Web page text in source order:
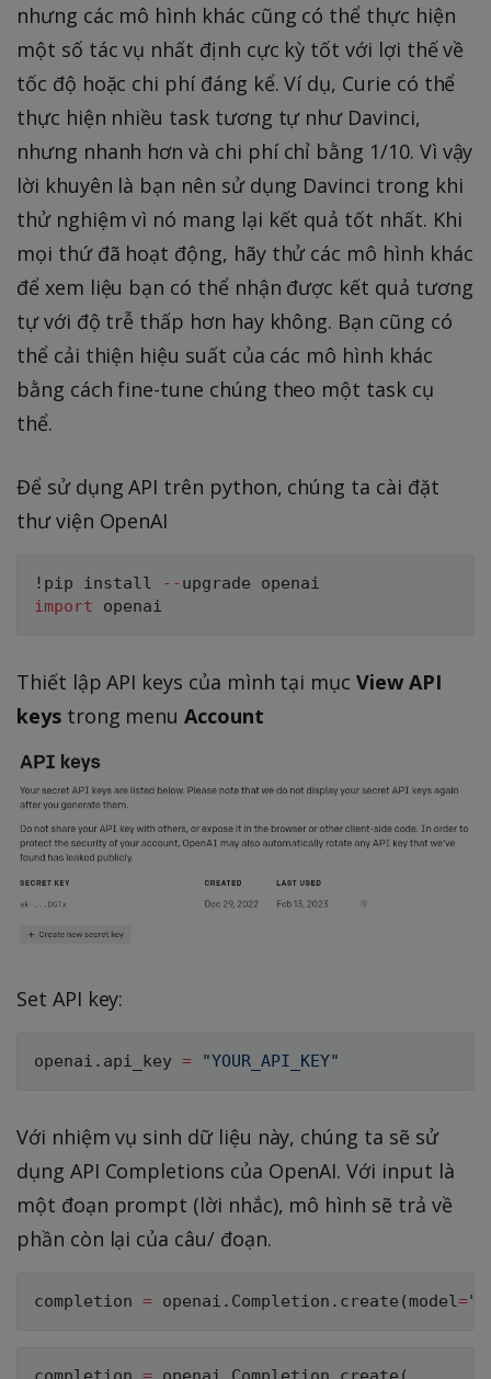
nhưng các mô hình khác cũng có thể thực hiện
một số tác vụ nhất định cực kỳ tốt với lợi thế về
tốc độ hoặc chi phí đáng kể. Ví dụ, Curie có thể
thực hiện nhiều task tương tự như Davinci,
nhưng nhanh hơn và chi phí chỉ bằng 1/10. Vì vậy
lời khuyên là bạn nên sử dụng Davinci trong khi
thử nghiệm vì nó mang lại kết quả tốt nhất. Khi
mọi thứ đã hoạt động, hãy thử các mô hình khác
để xem liệu bạn có thể nhận được kết quả tương
tự với độ trễ thấp hơn hay không. Bạn cũng có
thể cải thiện hiệu suất của các mô hình khác
bằng cách fine-tune chúng theo một task cụ
thể.
Để sử dụng API trên python, chúng ta cài đặt
thư viện OpenAI
!pip install - -
import
Thiết lập API keys của mình tại mụcView API
keystrong menuAccount
Set API key:
openai . api_key = "YOUR_API_KEY"
Với nhiệm vụ sinh dữ liệu này, chúng ta sẽ sử
dụng API Completions của OpenAI. Với input là
một đoạn prompt (lời nhắc), mô hình sẽ trả về
phần còn lại của câu/ đoạn.
completion = openai . Completion . create ( model=